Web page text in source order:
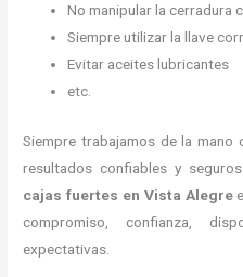
No manipular la cerradura
Siempre utilizar la llave
Evitar aceites lubricantes
etc.
Siempre trabajamos de la mano
resultados confiables y
cajas fuertes en Vista Alegre
compromiso, confianza,
expectativas.